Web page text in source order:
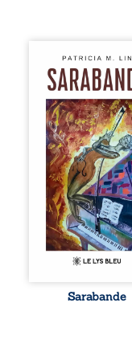
Aux
crépitants de
Sous le
ouaté de la
en hiver, Au
de nuits
Dans la
bienveillante
lune,
pensées,
et espoirs…
mots
colorés,
aux règles
poésie,
chantant
forment
Sarabande